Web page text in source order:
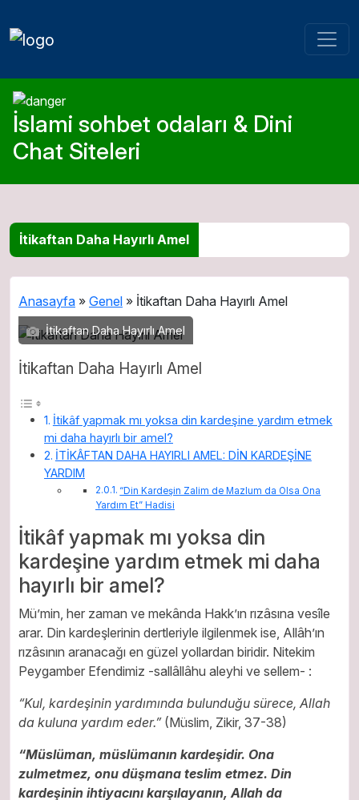
İslami sohbet odaları & Dini
Chat Siteleri
İtikaftan Daha Hayırlı Amel
Anasayfa » Genel » İtikaftan Daha Hayırlı Amel
İtikaftan Daha Hayırlı Amel
İtikaftan Daha Hayırlı Amel
İtikâf yapmak mı yoksa din kardeşine yardım etmek
mi daha hayırlı bir amel?
İTİKÂFTAN DAHA HAYIRLI AMEL: DİN KARDEŞİNE
YARDIM
“Din Kardeşin Zalim de Mazlum da Olsa Ona
Yardım Et” Hadisi
İtikâf yapmak mı yoksa din
kardeşine yardım etmek mi daha
hayırlı bir amel?
Mü’min, her zaman ve mekânda Hakk’ın rızâsına vesîle
arar. Din kardeşlerinin dertleriyle ilgilenmek ise, Allâh’ın
rızâsının aranacağı en güzel yollardan biridir. Nitekim
Peygamber Efendimiz -sallâllâhu aleyhi ve sellem- :
“Kul, kardeşinin yardımında bulunduğu sürece, Allah
da kuluna yardım eder.” (Müslim, Zikir, 37-38)
“Müslüman, müslümanın kardeşidir. Ona
zulmetmez, onu düşmana teslim etmez. Din
kardeşinin ihtiyacını karşılayanın, Allah da